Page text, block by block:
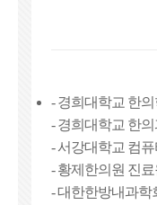
- 경희대학교 한
- 경희대학교 한
- 서강대학교 컴
- 황제한의원 진
- 대한한방내과학